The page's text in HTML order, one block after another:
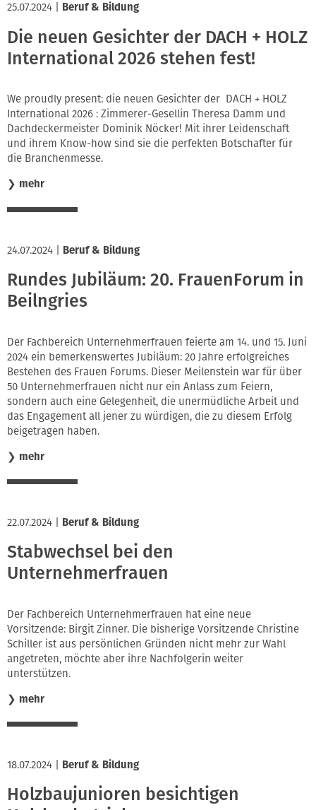
25.07.2024 Beruf & Bildung
Die neuen Gesichter der DACH + HOLZ
International 2026 stehen fest!
We proudly present: die neuen Gesichter der DACH + HOLZ
International 2026 : Zimmerer-Gesellin Theresa Damm und
Dachdeckermeister Dominik Nöcker! Mit ihrer Leidenschaft
und ihrem Know-how sind sie die perfekten Botschafter für
die Branchenmesse.
❯ mehr
24.07.2024 Beruf & Bildung
Rundes Jubiläum: 20. FrauenForum in
Beilngries
Der Fachbereich Unternehmerfrauen feierte am 14. und 15. Juni
2024 ein bemerkenswertes Jubiläum: 20 Jahre erfolgreiches
Bestehen des Frauen Forums. Dieser Meilenstein war für über
50 Unternehmerfrauen nicht nur ein Anlass zum Feiern,
sondern auch eine Gelegenheit, die unermüdliche Arbeit und
das Engagement all jener zu würdigen, die zu diesem Erfolg
beigetragen haben.
❯ mehr
22.07.2024 Beruf & Bildung
Stabwechsel bei den
Unternehmerfrauen
Der Fachbereich Unternehmerfrauen hat eine neue
Vorsitzende: Birgit Zinner. Die bisherige Vorsitzende Christine
Schiller ist aus persönlichen Gründen nicht mehr zur Wahl
angetreten, möchte aber ihre Nachfolgerin weiter
unterstützen.
❯ mehr
18.07.2024 Beruf & Bildung
Holzbaujunioren besichtigen